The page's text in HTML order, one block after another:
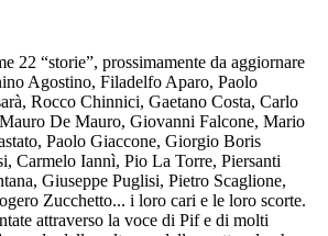
22 “storie”, prossimamente da aggiornare
Agostino, Filadelfo Aparo, Paolo
Rocco Chinnici, Gaetano Costa, Carlo
De Mauro, Giovanni Falcone, Mario
Paolo Giaccone, Giorgio Boris
Carmelo Iannì, Pio La Torre, Piersanti
Giuseppe Puglisi, Pietro Scaglione,
Zucchetto... i loro cari e le loro scorte.
attraverso la voce di Pif e di molti